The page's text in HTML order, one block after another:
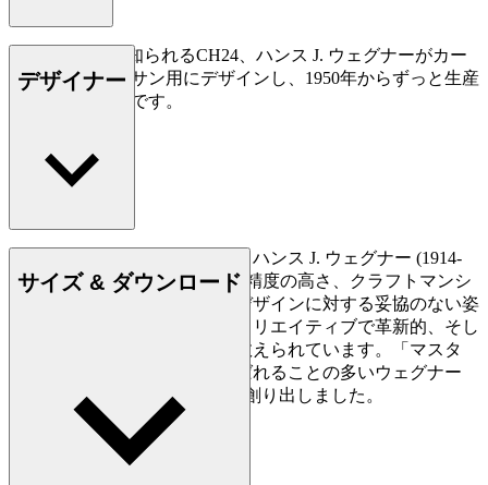
Yチェアとして知られるCH24、ハンス J. ウェグナーがカー
ル・ハンセン＆サン用にデザインし、1950年からずっと生産
されている名作です。
デザイナー
デンマークの家具デザイナー、ハンス J. ウェグナー (1914-
2007) は、家具づくりにおける精度の高さ、クラフトマンシ
ップに対する優れた洞察力、デザインに対する妥協のない姿
勢で知られており、史上最もクリエイティブで革新的、そし
て多作なデザイナーの一人に数えられています。「マスタ
ー・オブ・ザ・チェア」と呼ばれることの多いウェグナー
は、生涯で約500点もの椅子を創り出しました。
詳しく見る Hans J. Wegner
サイズ & ダウンロード